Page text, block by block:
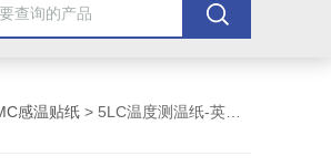
感温贴纸 > 5LC温度测温纸-英国TMC 5LC不可逆温度测温纸